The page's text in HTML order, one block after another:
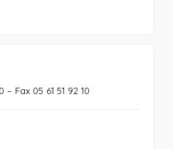
– Fax 05 61 51 92 10